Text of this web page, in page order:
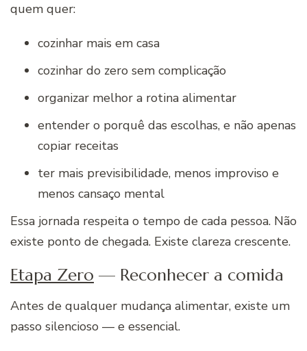
quem quer:
cozinhar mais em casa
cozinhar do zero sem complicação
organizar melhor a rotina alimentar
entender o porquê das escolhas, e não apenas
copiar receitas
ter mais previsibilidade, menos improviso e
menos cansaço mental
Essa jornada respeita o tempo de cada pessoa. Não
existe ponto de chegada. Existe clareza crescente.
Etapa Zero — Reconhecer a comida
Antes de qualquer mudança alimentar, existe um
passo silencioso — e essencial.